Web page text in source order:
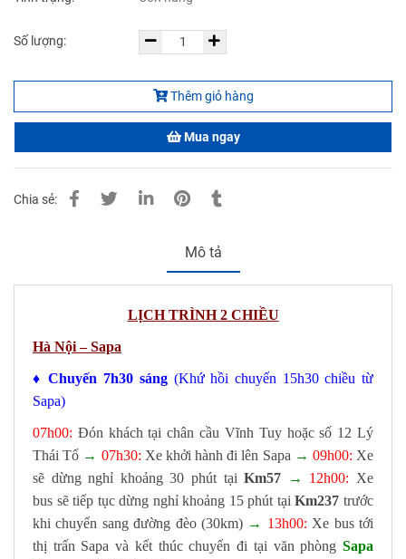
Số lượng:
Thêm giỏ hàng
Mua ngay
Chia sẻ:
Mô tả
LỊCH TRÌNH 2 CHIỀU
Hà Nội – Sapa
♦ Chuyến 7h30 sáng (Khứ hồi chuyến 15h30 chiều từ
Sapa)
07h00: Đón khách tại chân cầu Vĩnh Tuy hoặc số 12 Lý
Thái Tổ → 07h30: Xe khởi hành đi lên Sapa → 09h00: Xe
sẽ dừng nghỉ khoảng 30 phút tạiKm57 → 12h00: Xe
bus sẽ tiếp tục dừng nghỉ khoảng 15 phút tạiKm237trước
khi chuyển sang đường đèo (30km) → 13h00: Xe bus tới
thị trấn Sapa và kết thúc chuyến đi tại văn phòng Sapa